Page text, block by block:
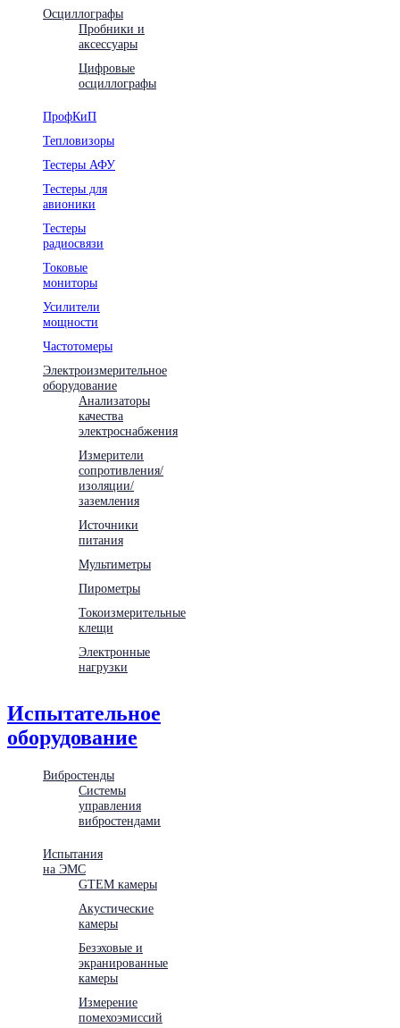
Осциллографы
Пробники и
аксессуары
Цифровые
осциллографы
ПрофКиП
Тепловизоры
Тестеры АФУ
Тестеры для
авионики
Тестеры
радиосвязи
Токовые
мониторы
Усилители
мощности
Частотомеры
Электроизмерительное
оборудование
Анализаторы
качества
электроснабжения
Измерители
сопротивления/
изоляции/
заземления
Источники
питания
Мультиметры
Пирометры
Токоизмерительные
клещи
Электронные
нагрузки
Испытательное
оборудование
Вибростенды
Системы
управления
вибростендами
Испытания
на ЭМС
GTEM камеры
Акустические
камеры
Безэховые и
экранированные
камеры
Измерение
помехоэмиссий